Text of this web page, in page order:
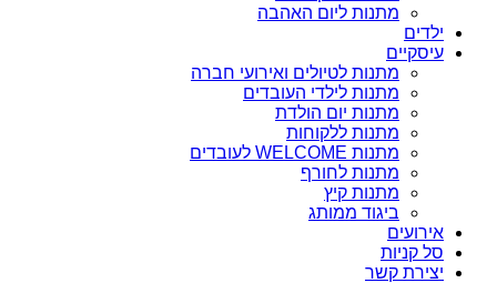
מתנות ליום האהבה
ילדים
עיסקיים
מתנות לטיולים ואירועי חברה
מתנות לילדי העובדים
מתנות יום הולדת
מתנות ללקוחות
מתנות WELCOME לעובדים
מתנות לחורף
מתנות קיץ
ביגוד ממותג
אירועים
סל קניות
יצירת קשר